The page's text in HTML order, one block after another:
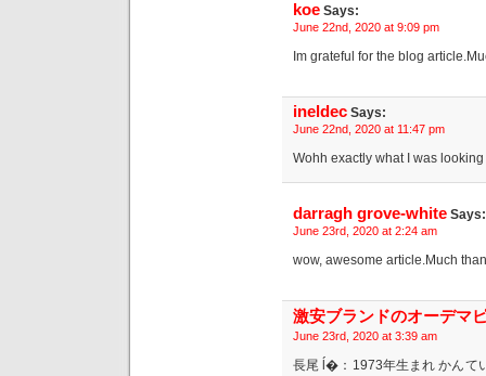
koe Says:
June 22nd, 2020 at 9:09 pm
Im grateful for the blog
ineldec Says:
June 22nd, 2020 at 11:47 pm
Wohh exactly what I was
darragh grove-white Says:
June 23rd, 2020 at 2:24 am
wow, awesome article.Much
激安ブランドのオーデマ
June 23rd, 2020 at 3:39 am
長尾 ĺ�：1973年生まれ かんて